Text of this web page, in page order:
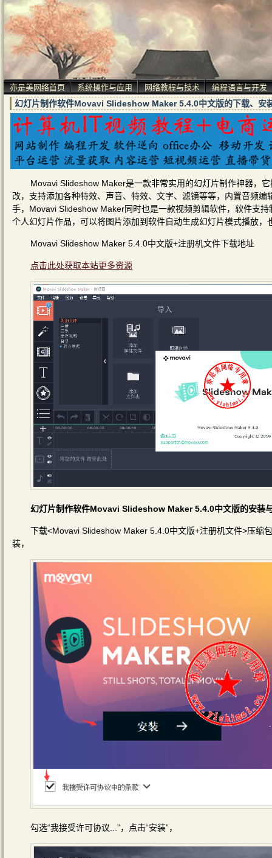
亦是美网络首页 系统操作与应用 网络教程与技术 编程语言与开发
幻灯片制作软件Movavi Slideshow Maker 5.4.0中文版的下载、安
Movavi Slideshow Maker是一款非常实用的幻灯片制作神器，
改，支持添加各种特效、声音、特效、文字、滤镜等等，内置音频
手，Movavi Slideshow Maker同时也是一款视频剪辑软件，软件支
个人幻灯片作品，可以将图片添加到软件自动生成幻灯片模式播放
Movavi Slideshow Maker 5.4.0中文版+注册机文件下载地址
点击此处获取本站更多资源
幻灯片制作软件Movavi Slideshow Maker 5.4.0中文版的安装
下载<Movavi Slideshow Maker 5.4.0中文版+注册机文件>压缩
装，
勾选“我接受许可协议...”，点击“安装”，